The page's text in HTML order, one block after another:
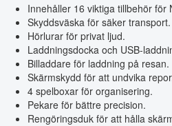
Innehåller 16 viktiga tillbehör för
Skyddsväska för säker transport.
Hörlurar för privat ljud.
Laddningsdocka och USB-
Billaddare för laddning på resan.
Skärmskydd för att undvika
4 spelboxar för organisering.
Pekare för bättre precision.
Rengöringsduk för att hålla